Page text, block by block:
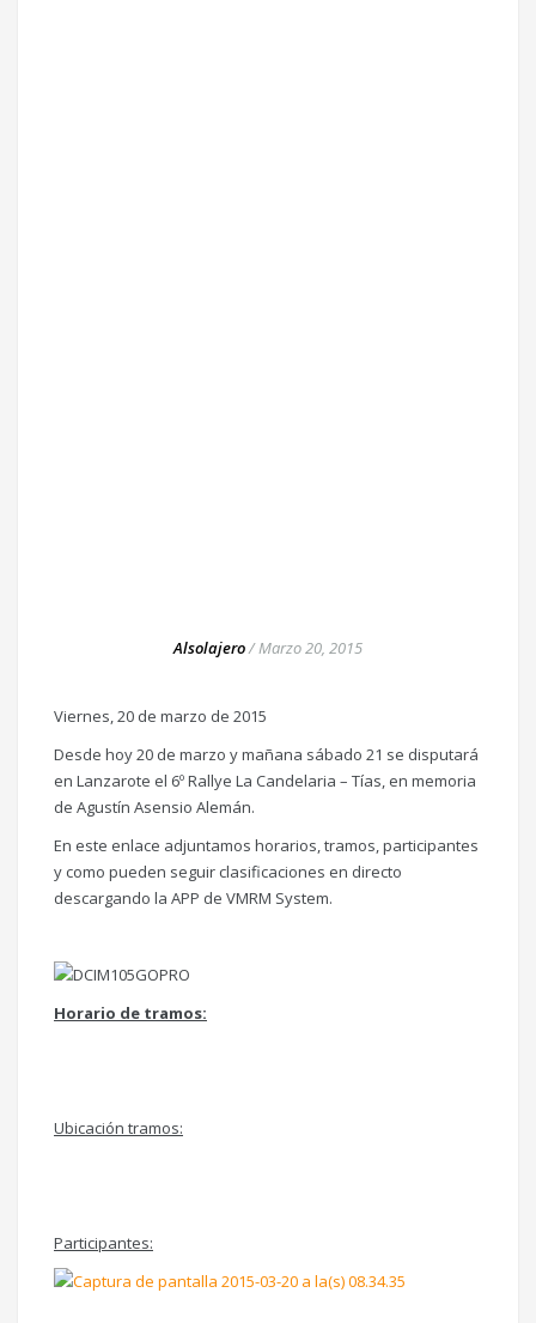
Alsolajero/Marzo 20, 2015
Viernes, 20 de marzo de 2015
Desde hoy 20 de marzo y mañana sábado 21 se disputará
en Lanzarote el 6º Rallye La Candelaria – Tías, en memoria
de Agustín Asensio Alemán.
En este enlace adjuntamos horarios, tramos, participantes
y como pueden seguir clasificaciones en directo
descargando la APP de VMRM System.
Horario de tramos:
Ubicación tramos:
Participantes: